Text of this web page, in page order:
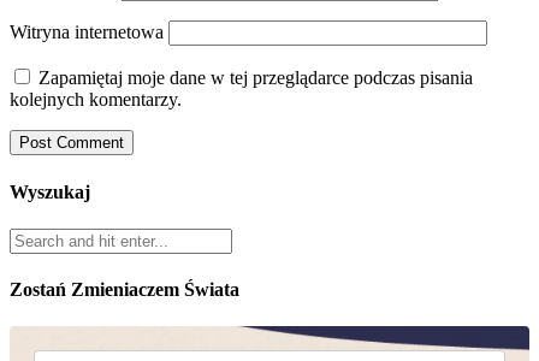
Witryna internetowa
Zapamiętaj moje dane w tej przeglądarce podczas pisania
kolejnych komentarzy.
Wyszukaj
Zostań Zmieniaczem Świata